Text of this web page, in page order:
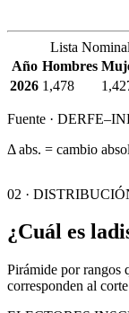
Lista
Año Hombres
2026 1,478
Fuente ·
Δ abs. = cambio
02 ·
¿Cuál es la
Pirámide por rangos
corresponden al